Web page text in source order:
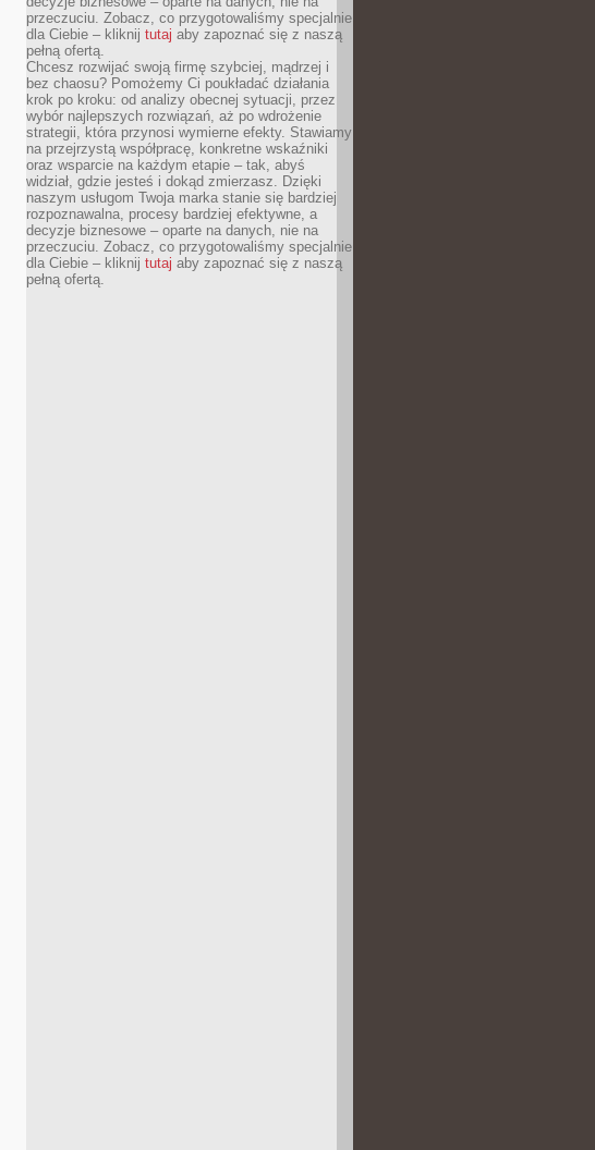
przeczuciu. Zobacz, co przygotowaliśmy specjalnie
dla Ciebie – kliknij tutaj aby zapoznać się z naszą
pełną ofertą.
Chcesz rozwijać swoją firmę szybciej, mądrzej i
bez chaosu? Pomożemy Ci poukładać działania
krok po kroku: od analizy obecnej sytuacji, przez
wybór najlepszych rozwiązań, aż po wdrożenie
strategii, która przynosi wymierne efekty. Stawiamy
na przejrzystą współpracę, konkretne wskaźniki
oraz wsparcie na każdym etapie – tak, abyś
widział, gdzie jesteś i dokąd zmierzasz. Dzięki
naszym usługom Twoja marka stanie się bardziej
rozpoznawalna, procesy bardziej efektywne, a
decyzje biznesowe – oparte na danych, nie na
przeczuciu. Zobacz, co przygotowaliśmy specjalnie
dla Ciebie – kliknij tutaj aby zapoznać się z naszą
pełną ofertą.